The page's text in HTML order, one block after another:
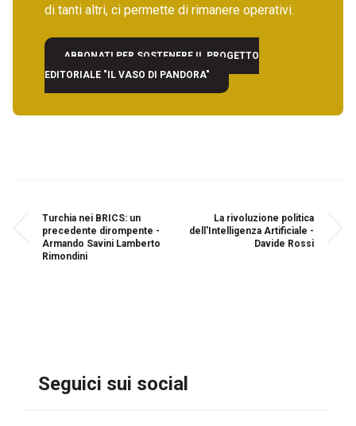
di tanti altri, ci permette di rimanere operativi.
ABBONATI PER SOSTENERE IL PROGETTO
EDITORIALE "IL VASO DI PANDORA"
Turchia nei BRICS: un
precedente dirompente -
Armando Savini Lamberto
Rimondini
La rivoluzione politica
dell'Intelligenza Artificiale -
Davide Rossi
Seguici sui social